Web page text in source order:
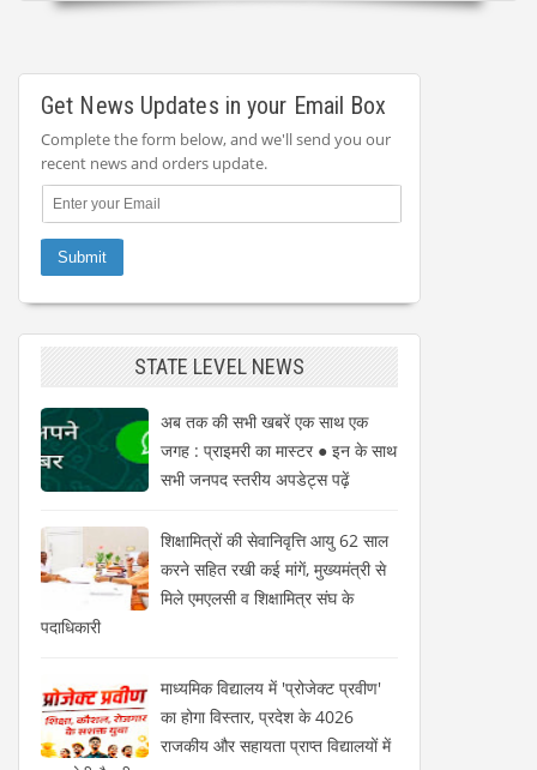
Get News Updates in your Email Box
Complete the form below, and we'll send you our
recent news and orders update.
STATE LEVEL NEWS
अब तक की सभी खबरें एक साथ एक
जगह : प्राइमरी का मास्टर ● इन के साथ
सभी जनपद स्तरीय अपडेट्स पढ़ें
शिक्षामित्रों की सेवानिवृत्ति आयु 62 साल
करने सहित रखी कई मांगें, मुख्यमंत्री से
मिले एमएलसी व शिक्षामित्र संघ के
पदाधिकारी
माध्यमिक विद्यालय में 'प्रोजेक्ट प्रवीण'
का होगा विस्तार, प्रदेश के 4026
राजकीय और सहायता प्राप्त विद्यालयों में